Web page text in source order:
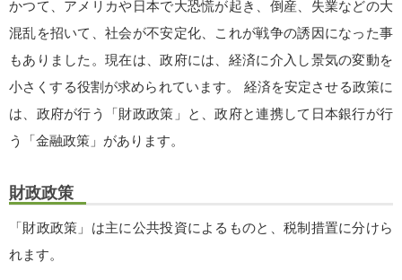
かつて、アメリカや日本で大恐慌が起き、倒産、失業などの大
混乱を招いて、社会が不安定化、これが戦争の誘因になった事
もありました。現在は、政府には、経済に介入し景気の変動を
小さくする役割が求められています。 経済を安定させる政策に
は、政府が行う「財政政策」と、政府と連携して日本銀行が行
う「金融政策」があります。
財政政策
「財政政策」は主に公共投資によるものと、税制措置に分けら
れます。